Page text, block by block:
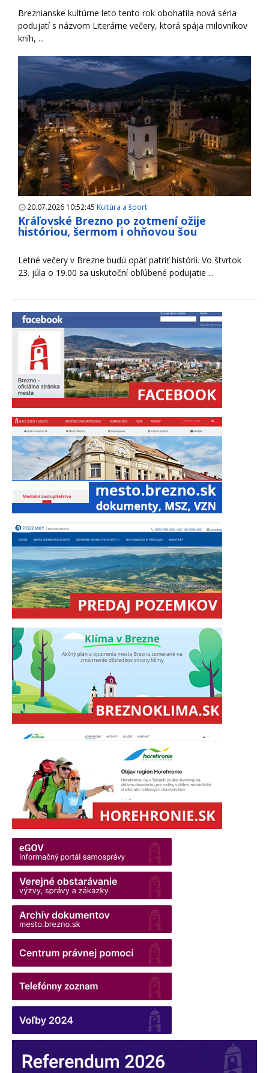
Breznianske kultúrne leto tento rok obohatila nová séria
podujatí s názvom Literárne večery, ktorá spája milovníkov
kníh, ...
20.07.2026 10:52:45 Kultúra a šport
Kráľovské Brezno po zotmení ožije
históriou, šermom i ohňovou šou
Letné večery v Brezne budú opäť patriť histórii. Vo štvrtok
23. júla o 19.00 sa uskutoční obľúbené podujatie ...